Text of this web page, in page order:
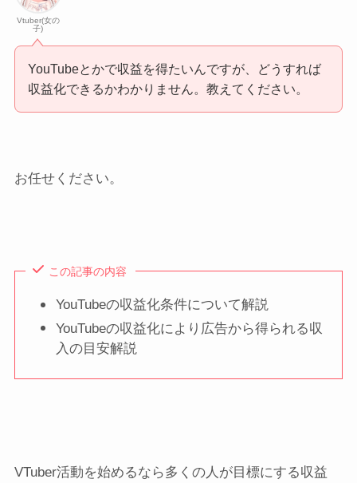
Vtuber(女の
子)
YouTubeとかで収益を得たいんですが、どうすれば
収益化できるかわかりません。教えてください。
お任せください。
この記事の内容
YouTubeの収益化条件について解説
YouTubeの収益化により広告から得られる収
入の目安解説
VTuber活動を始めるなら多くの人が目標にする収益